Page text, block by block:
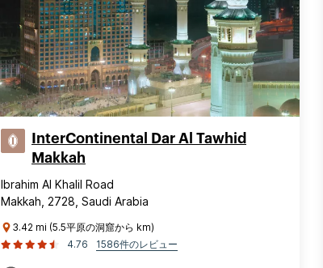
InterContinental Dar Al Tawhid
Makkah
Ibrahim Al Khalil Road
Makkah, 2728, Saudi Arabia
3.42 mi (5.5平原の洞窟から km)
4.76
1586件のレビュー